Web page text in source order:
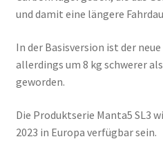
und damit eine längere
In der Basisversion ist der
allerdings um 8 kg schwerer
geworden.
Die Produktserie Manta5 SL3
2023 in Europa verfügbar sein.